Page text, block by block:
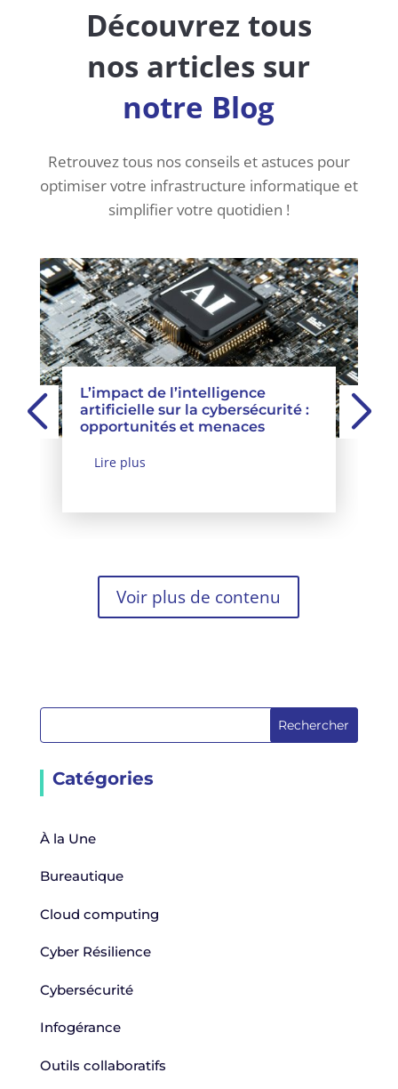
Découvrez tous
nos articles sur
notre Blog
Retrouvez tous nos conseils et astuces pour
optimiser votre infrastructure informatique et
simplifier votre quotidien !
L’impact de l’intelligence
artificielle sur la cybersécurité :
opportunités et menaces
Lire plus
Voir plus de contenu
Rechercher
Catégories
À la Une
Bureautique
Cloud computing
Cyber Résilience
Cybersécurité
Infogérance
Outils collaboratifs